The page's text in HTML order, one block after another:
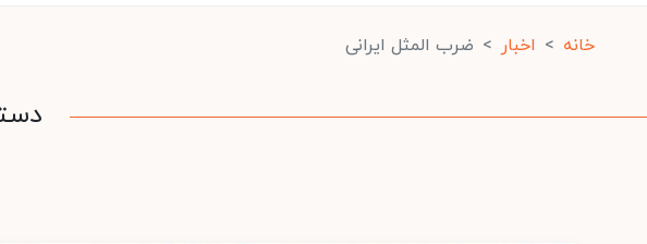
خانه اخبار ضرب المثل ایرانی